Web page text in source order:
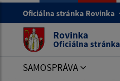
Oficiálna stránka Rovinka
Rovinka
Oficiálna stránka
SAMOSPRÁVA